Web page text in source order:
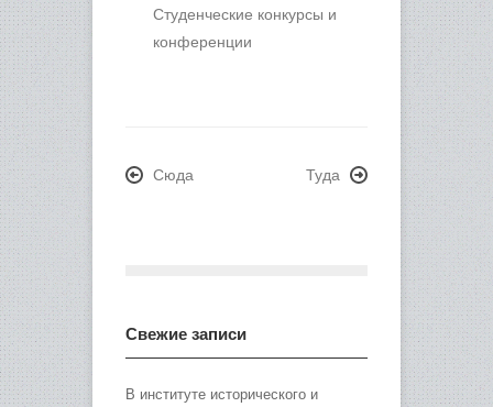
Студенческие конкурсы и
конференции
Сюда Туда
Свежие записи
В институте исторического и